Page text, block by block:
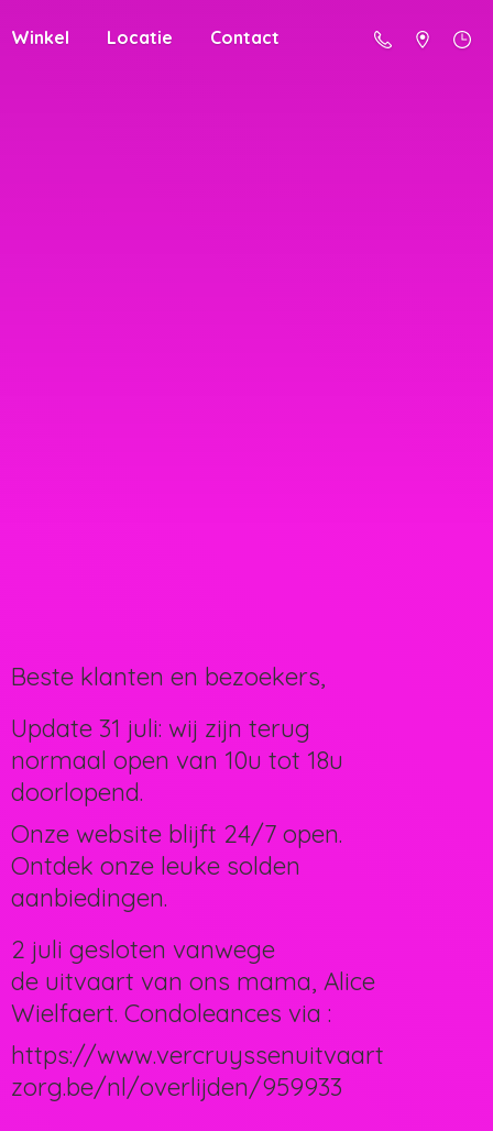
Winkel Locatie Contact
Beste klanten en bezoekers,
Update 31 juli: wij zijn terug
normaal open van 10u tot 18u
doorlopend.
Onze website blijft 24/7 open.
Ontdek onze leuke solden
aanbiedingen.
2 juli gesloten vanwege
de uitvaart van ons mama, Alice
Wielfaert. Condoleances via :
https://www.vercruyssenuitvaart
zorg.be/nl/overlijden/959933